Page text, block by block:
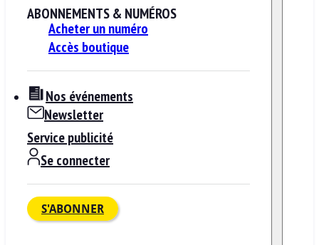
ABONNEMENTS & NUMÉROS
Acheter un numéro
Accès boutique
Nos événements
Newsletter
Service publicité
Se connecter
S'ABONNER